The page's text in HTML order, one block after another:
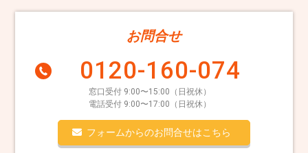
お問合せ
0120-160-074
窓口受付 9:00〜15:00（日祝休）
電話受付 9:00〜17:00（日祝休）
フォームからのお問合せはこちら